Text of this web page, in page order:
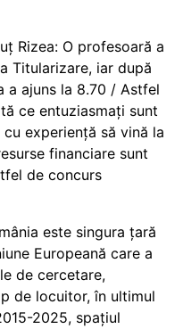
Rizea: O profesoară a
Titularizare, iar după
a ajuns la 8.70 / Astfel
ce entuziasmați sunt
experiență să vină la
financiare sunt
de concurs
este singura țară
Europeană care a
de cercetare,
de locuitor, în ultimul
2025, spațiul